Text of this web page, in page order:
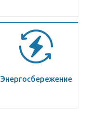
Энерго­сбережение